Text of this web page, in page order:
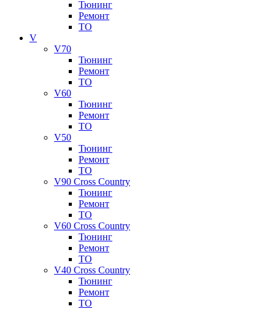
Тюнинг
Ремонт
ТО
V
V70
Тюнинг
Ремонт
ТО
V60
Тюнинг
Ремонт
ТО
V50
Тюнинг
Ремонт
ТО
V90 Cross Country
Тюнинг
Ремонт
ТО
V60 Cross Country
Тюнинг
Ремонт
ТО
V40 Cross Country
Тюнинг
Ремонт
ТО